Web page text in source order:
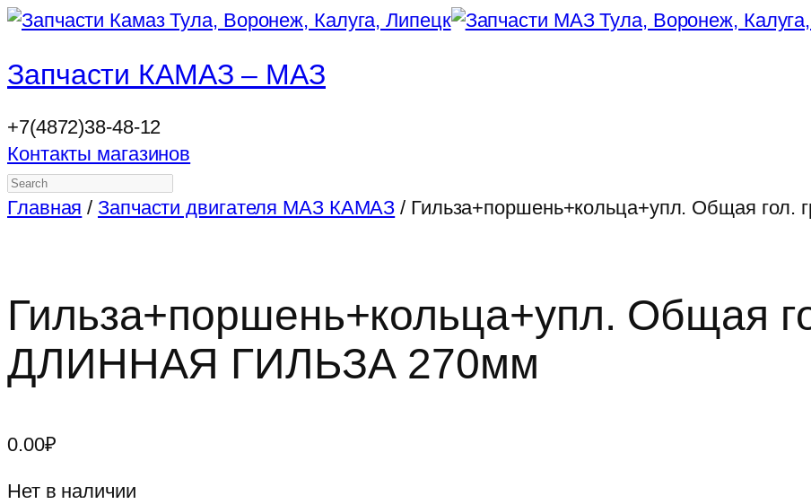
Запчасти КАМАЗ – МАЗ
+7(4872)38-48-12
Контакты магазинов
Search
Главная / Запчасти двигателя МАЗ КАМАЗ / Гильза+поршень+кольца+упл. Общая
Гильза+поршень+кольца+упл. Общая
ДЛИННАЯ ГИЛЬЗА 270мм
0.00₽
Нет в наличии